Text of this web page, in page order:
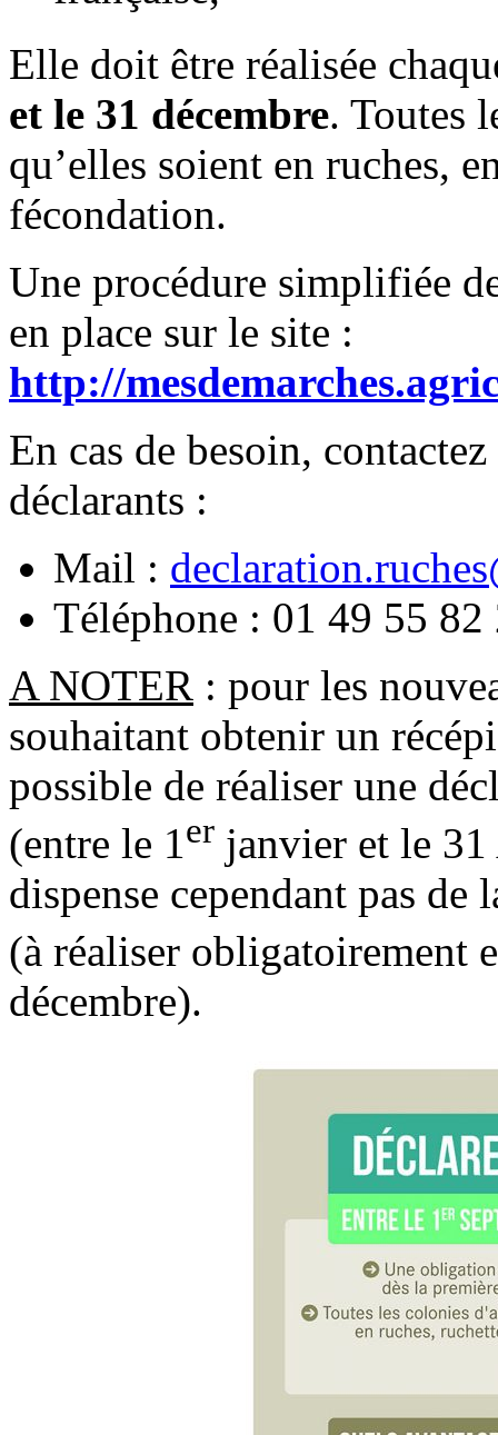
Elle doit être réalisée
et le 31 décembre. Toutes
qu’elles soient en ruches,
fécondation.
Une procédure simplifiée
en place sur le site :
http://
En cas de besoin,
déclarants :
Mail :
Téléphone : 01 49 55 82
A NOTER : pour les
souhaitant obtenir un
possible de réaliser une
(entre le 1er janvier et le 31
dispense cependant pas
(à réaliser obligatoirement
décembre).